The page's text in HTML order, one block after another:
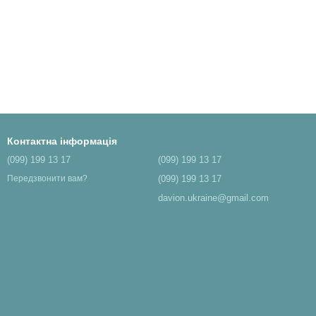
Контактна інформація
(099) 199 13 17
Передзвонити вам?
(099) 199 13 17
(099) 199 13 17
davion.ukraine@gmail.com